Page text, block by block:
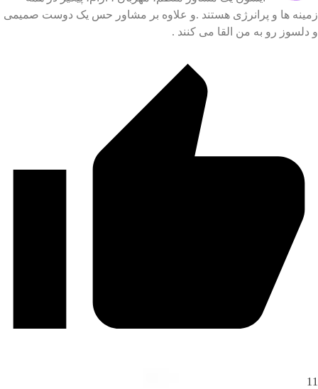
ها و پرانرژی هستند .و علاوه بر مشاور حس یک دوست صمیمی
رو به من القا می کنند .